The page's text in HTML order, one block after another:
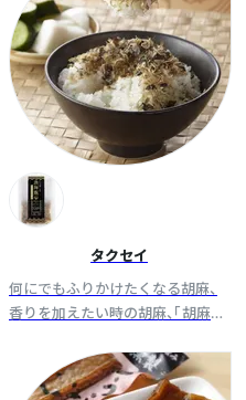
タクセイ
何にでもふりかけたくなる胡麻、
香りを加えたい時の胡麻、「胡麻の
ように、胡麻にこだわり続けてい
きたいと考えております。